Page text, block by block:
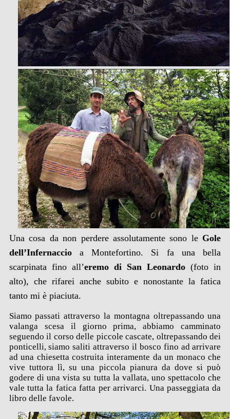
Una cosa da non perdere assolutamente sono leGole
dell’Infernaccioa Montefortino. Si fa una bella
scarpinata fino all’eremo di San Leonardo(foto in
alto), che rifarei anche subito e nonostante la fatica
tanto mi è piaciuta.
Siamo passati attraverso la montagna oltrepassando una
valanga scesa il giorno prima, abbiamo camminato
seguendo il corso delle piccole cascate, oltrepassando dei
ponticelli, siamo saliti attraverso il bosco fino ad arrivare
ad una chiesetta costruita interamente da un monaco che
vive tuttora lì, su una piccola pianura da dove si può
godere di una vista su tutta la vallata, uno spettacolo che
vale tutta la fatica fatta per arrivarci. Una passeggiata da
libro delle favole.